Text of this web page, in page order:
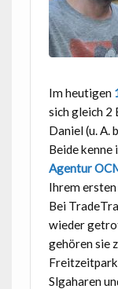
Im heutigen
sich gleich 2
Daniel (u. A.
Beide kenne
Agentur
Ihrem
Bei
wieder
gehören sie
Slgaharen